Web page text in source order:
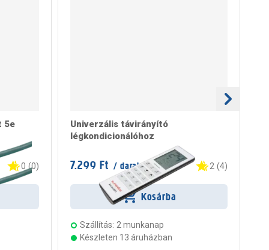
5e
0 (0)
Univerzális távirányító
légkondicionálóhoz
7.299 Ft / darab 2 (4)
Kosárba
Szállítás: 2 munkanap
Készleten 13 áruházban